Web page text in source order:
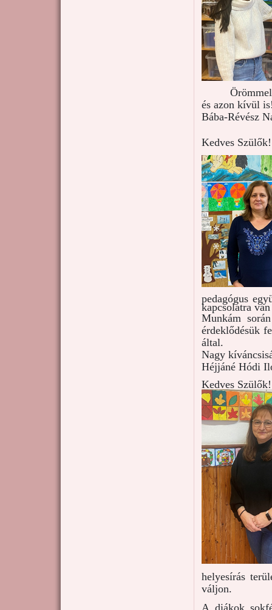
és azon kívül
Bába-Révész
Kedves Szülők!
pedagógus
kapcsolatra
Munkám
érdeklődésük
által.
Nagy
Héjjáné Hódi
Kedves Szülők!
helyesírás
váljon.
A diákok